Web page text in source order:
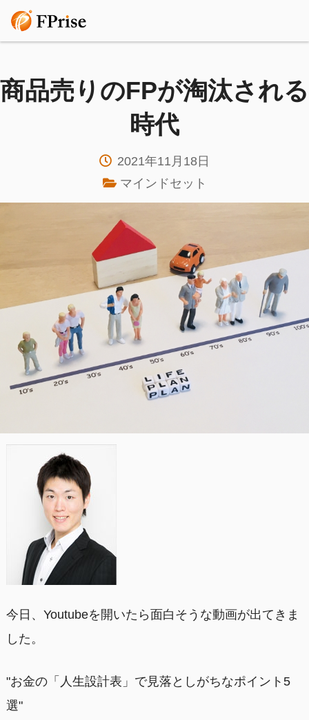
商品売りのFPが淘汰される
時代
2021年11月18日
マインドセット
今日、Youtubeを開いたら面白そうな動画が出てきま
した。
"お金の「人生設計表」で見落としがちなポイント5
選"